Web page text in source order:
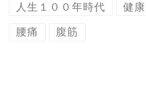
人生１００年時代 健康
腰痛 腹筋